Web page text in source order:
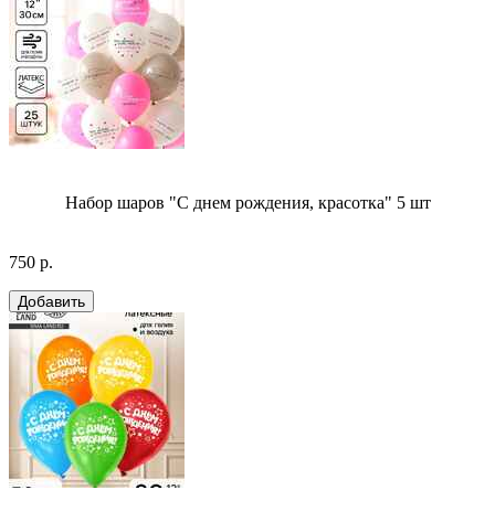
Набор шаров "С днем рождения, красотка" 5 шт
750 р.